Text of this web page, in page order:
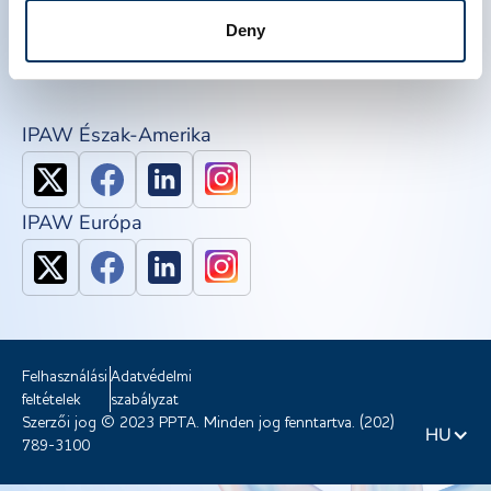
Deny
Csatlakozzon a PPTA-hez
IPAW Észak-Amerika
IPAW Európa
Felhasználási
feltételek
Adatvédelmi
szabályzat
Szerzői jog © 2023 PPTA. Minden jog fenntartva. (202)
789-3100
HU